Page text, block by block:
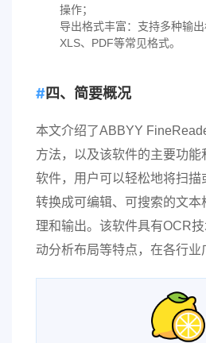
操作；
导出格式丰富：支持多种输出
XLS、PDF等常见格式。
四、简要概况
本文介绍了ABBYY
方法，以及该软件的主要功能
软件，用户可以轻松地将扫描
转换成可编辑、可搜索的文本
理和输出。该软件具有OCR
动分析布局等特点，在各行业